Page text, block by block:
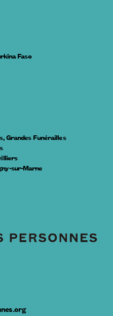
Faso
Grandes Funérailles
sur-Marne